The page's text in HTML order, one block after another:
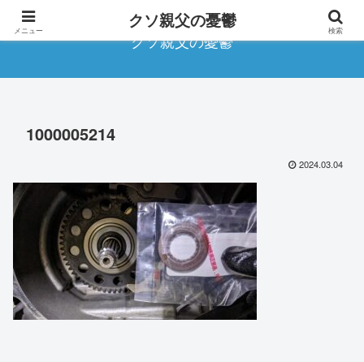
クソ親父の憂鬱
1000005214
2024.03.04
メニュー クソ親父の憂鬱 検索